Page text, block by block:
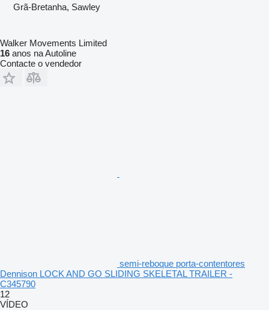
Grã-Bretanha, Sawley
Walker Movements Limited
16 anos na Autoline
Contacte o vendedor
semi-reboque porta-contentores
Dennison LOCK AND GO SLIDING SKELETAL TRAILER -
C345790
12
VÍDEO